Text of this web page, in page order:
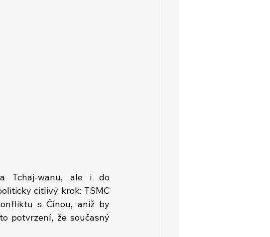
Tchaj-wanu, ale i do
citlivý krok: TSMC
s Čínou, aniž by
potvrzení, že současný